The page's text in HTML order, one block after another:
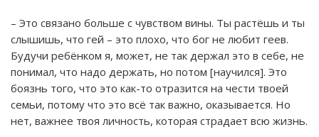
– Это связано больше с чувством вины. Ты растёшь и ты
слышишь, что гей – это плохо, что бог не любит геев.
Будучи ребёнком я, может, не так держал это в себе, не
понимал, что надо держать, но потом [научился]. Это
боязнь того, что это как-то отразится на чести твоей
семьи, потому что это всё так важно, оказывается. Но
нет, важнее твоя личность, которая страдает всю жизнь.